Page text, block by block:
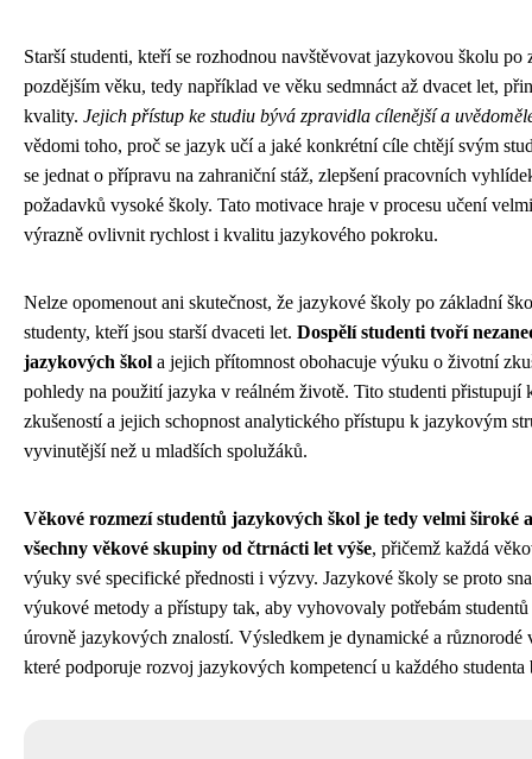
Starší studenti, kteří se rozhodnou navštěvovat jazykovou školu po
pozdějším věku, tedy například ve věku sedmnáct až dvacet let,
kvality. Jejich přístup ke studiu bývá zpravidla cílenější a
vědomi toho, proč se jazyk učí a jaké konkrétní cíle chtějí svým
se jednat o přípravu na zahraniční stáž, zlepšení pracovních
požadavků vysoké školy. Tato motivace hraje v procesu učení
výrazně ovlivnit rychlost i kvalitu jazykového pokroku.
Nelze opomenout ani skutečnost, že jazykové školy po základní
studenty, kteří jsou starší dvaceti let. Dospělí studenti tvoří
jazykových škol a jejich přítomnost obohacuje výuku o životní
pohledy na použití jazyka v reálném životě. Tito studenti přistupují
zkušeností a jejich schopnost analytického přístupu k jazykovým
vyvinutější než u mladších spolužáků.
Věkové rozmezí studentů jazykových škol je tedy velmi široké
všechny věkové skupiny od čtrnácti let výše, přičemž každá
výuky své specifické přednosti i výzvy. Jazykové školy se proto
výukové metody a přístupy tak, aby vyhovovaly potřebám
úrovně jazykových znalostí. Výsledkem je dynamické a různorodé
které podporuje rozvoj jazykových kompetencí u každého studenta